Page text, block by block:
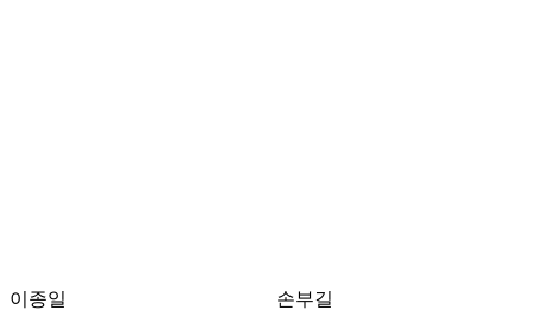
이종일
손부길